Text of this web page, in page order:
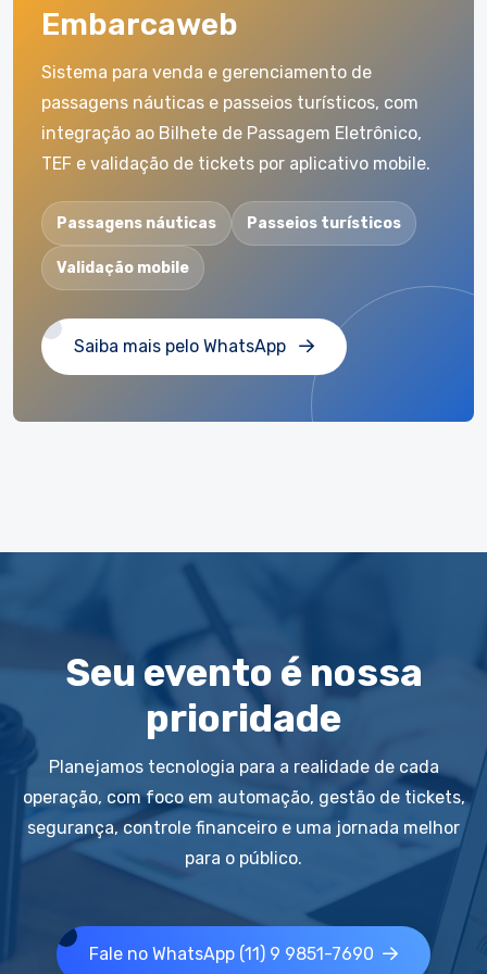
Embarcaweb
Sistema para venda e gerenciamento de
passagens náuticas e passeios turísticos, com
integração ao Bilhete de Passagem Eletrônico,
TEF e validação de tickets por aplicativo mobile.
Passagens náuticas Passeios turísticos
Validação mobile
Saiba mais pelo WhatsApp
Seu evento é nossa
prioridade
Planejamos tecnologia para a realidade de cada
operação, com foco em automação, gestão de tickets,
segurança, controle financeiro e uma jornada melhor
para o público.
Fale no WhatsApp (11) 9 9851-7690